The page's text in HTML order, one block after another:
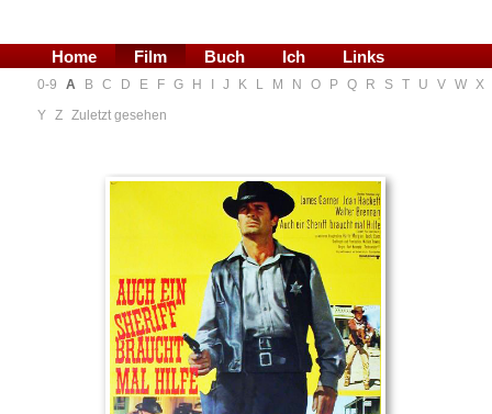
Home Film Buch Ich Links
0-9 A B C D E F G H J K L M N O P Q R S T U V W X
Y Z Zuletzt gesehen